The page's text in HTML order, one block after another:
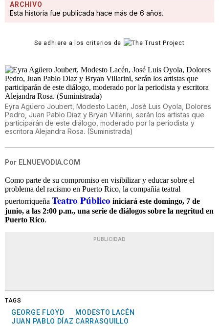
ARCHIVO
Esta historia fue publicada hace más de 6 años.
Se adhiere a los criterios de
Eyra Agüero Joubert, Modesto Lacén, José Luis Oyola, Dolores
Pedro, Juan Pablo Diaz y Bryan Villarini, serán los artistas que
participarán de este diálogo, moderado por la periodista y
escritora Alejandra Rosa. (Suministrada)
Por ELNUEVODIA.COM
Como parte de su compromiso en visibilizar y educar sobre el
problema del racismo en Puerto Rico, la compañía teatral
puertorriqueña Teatro Público iniciará este domingo, 7 de
junio, a las 2:00 p.m., una serie de diálogos sobre la negritud en
Puerto Rico.
PUBLICIDAD
TAGS
GEORGE FLOYD
MODESTO LACÉN
JUAN PABLO DÍAZ CARRASQUILLO